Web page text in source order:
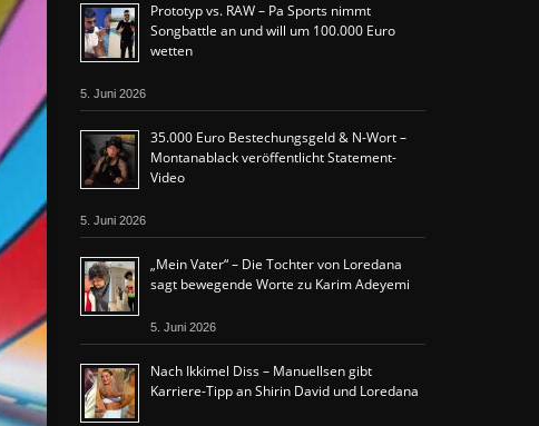
Prototyp vs. RAW – Pa Sports nimmt
Songbattle an und will um 100.000 Euro
wetten
5. Juni 2026
35.000 Euro Bestechungsgeld & N-Wort –
Montanablack veröffentlicht Statement-
Video
5. Juni 2026
„Mein Vater“ – Die Tochter von Loredana
sagt bewegende Worte zu Karim Adeyemi
5. Juni 2026
Nach Ikkimel Diss – Manuellsen gibt
Karriere-Tipp an Shirin David und Loredana